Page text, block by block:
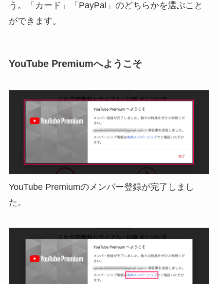
う。「カード」「PayPal」のどちらかを選ぶこと
ができます。
YouTube Premiumへようこそ
YouTube Premiumのメンバー登録が完了しまし
た。